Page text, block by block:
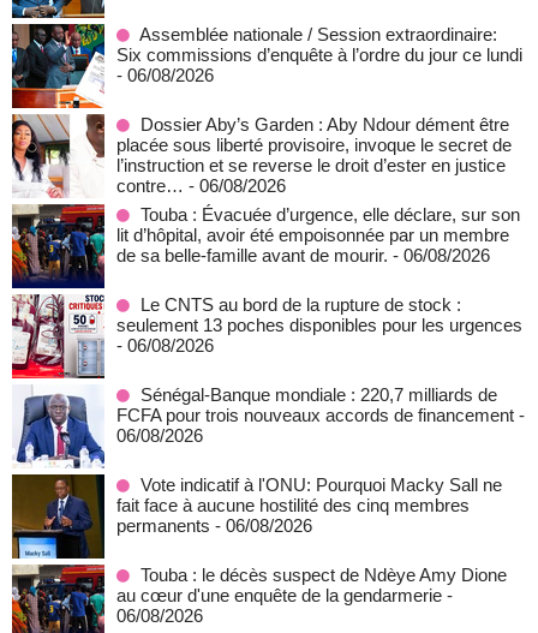
Assemblée nationale / Session extraordinaire:
Six commissions d’enquête à l’ordre du jour ce lundi
- 06/08/2026
Dossier Aby’s Garden : Aby Ndour dément être
placée sous liberté provisoire, invoque le secret de
l’instruction et se reverse le droit d’ester en justice
contre… - 06/08/2026
Touba : Évacuée d’urgence, elle déclare, sur son
lit d’hôpital, avoir été empoisonnée par un membre
de sa belle-famille avant de mourir. - 06/08/2026
Le CNTS au bord de la rupture de stock :
seulement 13 poches disponibles pour les urgences
- 06/08/2026
Sénégal-Banque mondiale : 220,7 milliards de
FCFA pour trois nouveaux accords de financement -
06/08/2026
Vote indicatif à l'ONU: Pourquoi Macky Sall ne
fait face à aucune hostilité des cinq membres
permanents - 06/08/2026
Touba : le décès suspect de Ndèye Amy Dione
au cœur d'une enquête de la gendarmerie -
06/08/2026